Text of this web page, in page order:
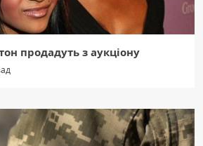
продадуть з аукціону